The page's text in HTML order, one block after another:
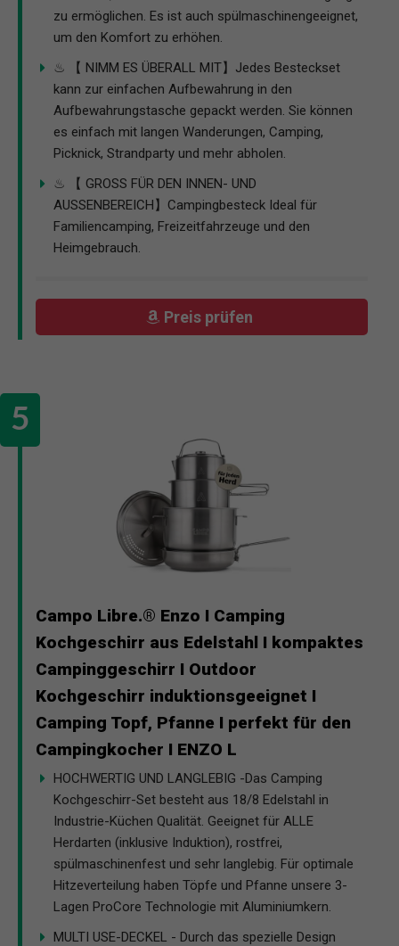
zu ermöglichen. Es ist auch spülmaschinengeeignet,
um den Komfort zu erhöhen.
♨ 【 NIMM ES ÜBERALL MIT】Jedes Besteckset
kann zur einfachen Aufbewahrung in den
Aufbewahrungstasche gepackt werden. Sie können
es einfach mit langen Wanderungen, Camping,
Picknick, Strandparty und mehr abholen.
♨ 【 GROSS FÜR DEN INNEN- UND
AUSSENBEREICH】Campingbesteck Ideal für
Familiencamping, Freizeitfahrzeuge und den
Heimgebrauch.
Preis prüfen
Campo Libre.® Enzo I Camping
Kochgeschirr aus Edelstahl I kompaktes
Campinggeschirr I Outdoor
Kochgeschirr induktionsgeeignet I
Camping Topf, Pfanne I perfekt für den
Campingkocher I ENZO L
HOCHWERTIG UND LANGLEBIG -Das Camping
Kochgeschirr-Set besteht aus 18/8 Edelstahl in
Industrie-Küchen Qualität. Geeignet für ALLE
Herdarten (inklusive Induktion), rostfrei,
spülmaschinenfest und sehr langlebig. Für optimale
Hitzeverteilung haben Töpfe und Pfanne unsere 3-
Lagen ProCore Technologie mit Aluminiumkern.
MULTI USE-DECKEL - Durch das spezielle Design